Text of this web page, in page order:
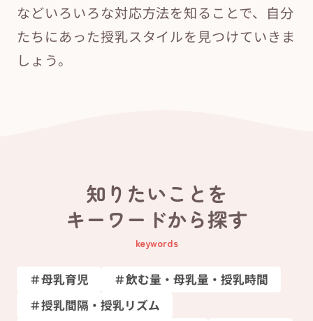
などいろいろな対応方法を知ることで、自分
たちにあった授乳スタイルを見つけていきま
しょう。
知りたいことを
キーワードから探す
keywords
＃母乳育児
＃飲む量・母乳量・授乳時間
＃授乳間隔・授乳リズム